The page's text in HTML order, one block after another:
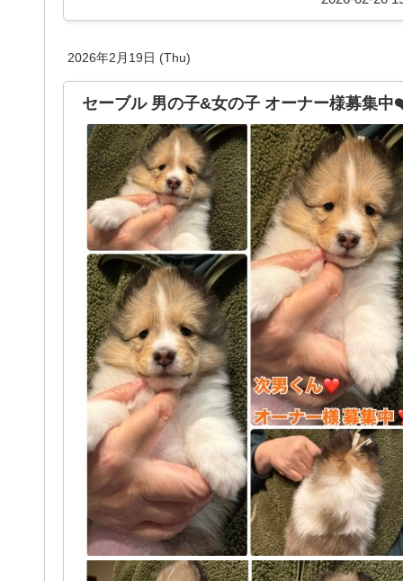
2026年2月19日 (Thu)
セーブル 男の子&女の子 オーナー様募集